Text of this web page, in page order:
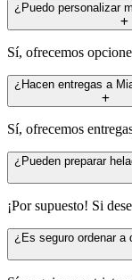
¿Puedo personalizar
Sí, ofrecemos
¿Hacen entregas a
Sí, ofrecemos
¿Pueden preparar
¡Por supuesto! Si
¿Es seguro ordenar a